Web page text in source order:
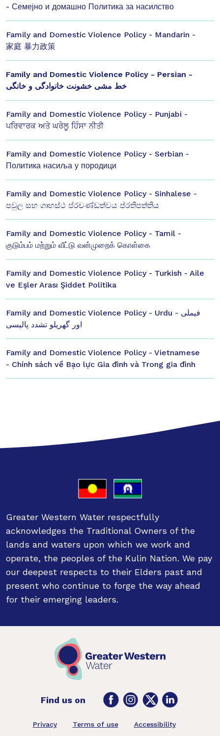
- Семејно и домашно Политика за насилство
Family and Domestic Violence Policy - Mandarin -
家庭 暴力政策
Family and Domestic Violence Policy - Persian -
خط مشی خشونت خانوادگی و خانگی
Family and Domestic Violence Policy - Punjabi -
ਪਰਿਵਾਰਕ ਅਤੇ ਘਰੇਲੂ ਹਿੰਸਾ ਨੀਤੀ
Family and Domestic Violence Policy - Serbian -
Политика насиља у породици
Family and Domestic Violence Policy - Sinhalese -
පවුල සහ ගෘහස්ථ ප්රචණ්ඩත්වය ප්රතිපත්තිය
Family and Domestic Violence Policy - Tamil -
குடும்பம் மற்றும் வீட்டு வன்முறைக் கொள்கை
Family and Domestic Violence Policy - Turkish - Aile
ve Eşler Arası Şiddet Politika
Family and Domestic Violence Policy - Urdu - فیملی
اور گھریلو تشدد پالیسی
Family and Domestic Violence Policy - Vietnamese
- Chính sách về Bạo lực Gia đình và Trong gia đình
Greater Western Water respectfully
acknowledges the Traditional Owners of the
lands and waters upon which we work and
operate, the peoples of the Kulin Nation. We pay
our deepest respects to their Elders past and
present who continue to forge the way ahead
for their emerging leaders.
Footer
Privacy Terms of use Accessibility
Find us on FacebookInstagram
TwitterLinkedIn